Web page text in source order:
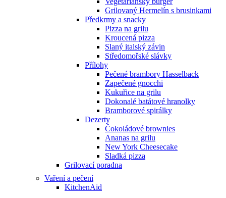
Grilovaný Hermelín s brusinkami
Předkrmy a snacky
Pizza na grilu
Kroucená pizza
Slaný italský závin
Středomořské slávky
Přílohy
Pečené brambory Hasselback
Zapečené gnocchi
Kukuřice na grilu
Dokonalé batátové hranolky
Bramborové spirálky
Dezerty
Čokoládové brownies
Ananas na grilu
New York Cheesecake
Sladká pizza
Grilovací poradna
Vaření a pečení
KitchenAid